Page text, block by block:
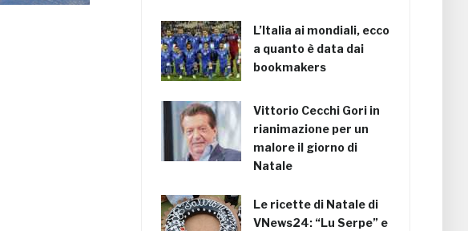
L’Italia ai mondiali, ecco
a quanto è data dai
bookmakers
Vittorio Cecchi Gori in
rianimazione per un
malore il giorno di
Natale
Le ricette di Natale di
VNews24: “Lu Serpe” e